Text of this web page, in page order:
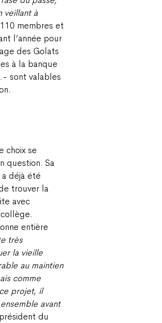
veillant à
membres et
l’année pour
des Golats
à la banque
sont valables
choix se
question. Sa
déjà été
trouver la
avec
entière
très
la vieille
au maintien
comme
projet, il
avant
du